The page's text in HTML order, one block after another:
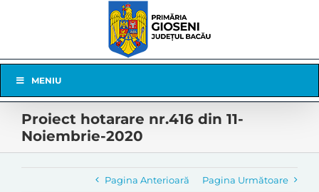
Navigation
MENIU
Proiect hotarare nr.416 din 11-
Noiembrie-2020
Pagina Anterioară Pagina Următoare